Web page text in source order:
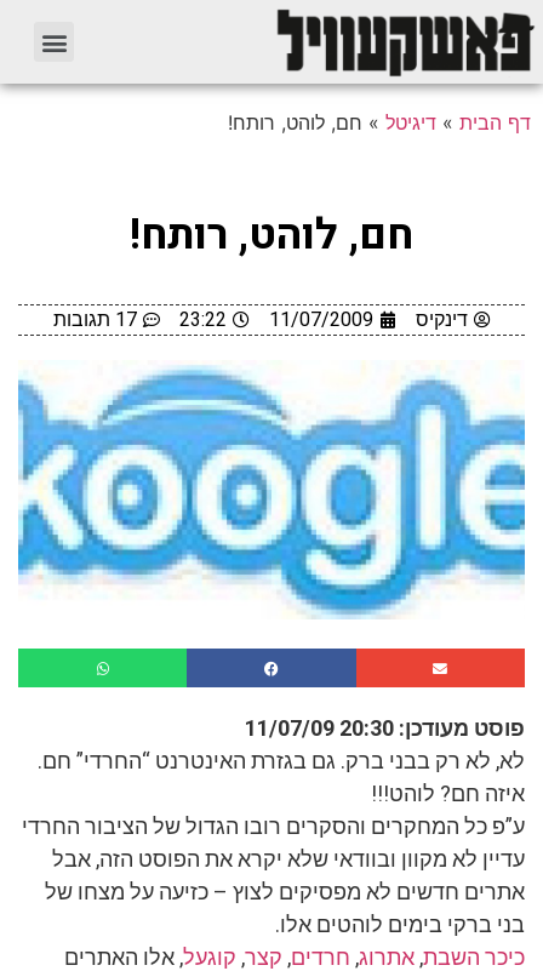
דף הבית » דיגיטל » חם, לוהט, רותח!
חם, לוהט, רותח!
דינקיס 11/07/2009
23:22 17 תגובות
פוסט מעודכן: 20:30 11/07/09
לא, לא רק בבני ברק. גם בגזרת האינטרנט “החרדי” חם.
איזה חם? לוהט!!!
ע”פ כל המחקרים והסקרים רובו הגדול של הציבור החרדי
עדיין לא מקוון ובוודאי שלא יקרא את הפוסט הזה, אבל
אתרים חדשים לא מפסיקים לצוץ – כזיעה על מצחו של
בני ברקי בימים לוהטים אלו.
כיכר השבת, אתרוג, חרדים, קצר, קוגעל, אלו האתרים